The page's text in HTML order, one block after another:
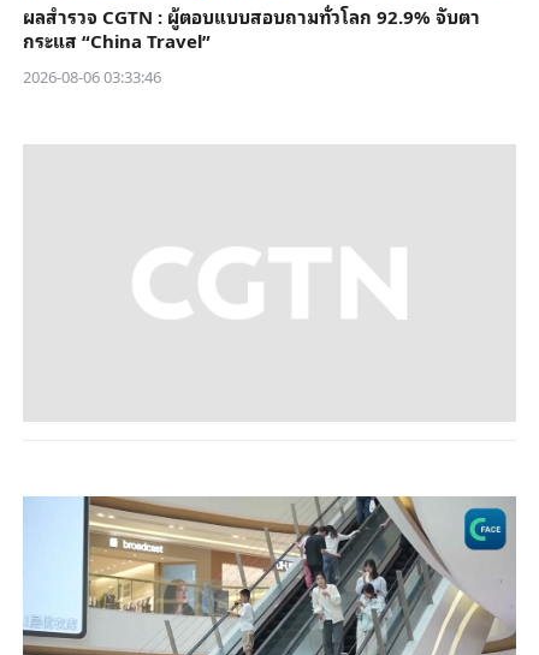
ผลสำรวจ CGTN : ผู้ตอบแบบสอบถามทั่วโลก 92.9% จับตา
กระแส “China Travel”
2026-08-06 03:33:46